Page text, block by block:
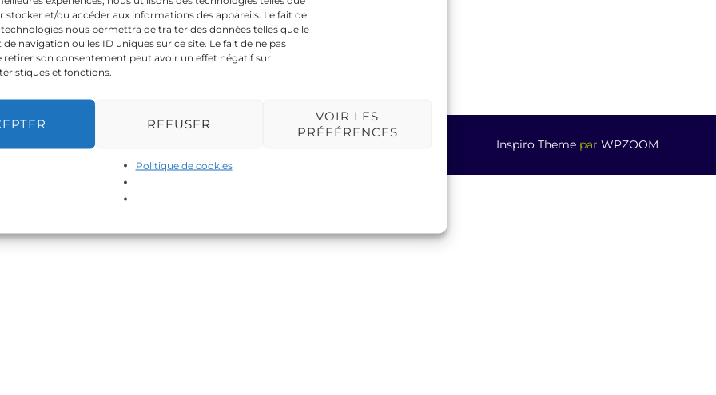
stocker et/ou accéder aux informations des appareils. Le fait de
nous permettra de traiter des données telles que le
navigation ou les ID uniques sur ce site. Le fait de ne pas
retirer son consentement peut avoir un effet négatif sur
et fonctions.
REFUSER
VOIR LES
PRÉFÉRENCES
Politique de cookies
Inspiro Theme par WPZOOM